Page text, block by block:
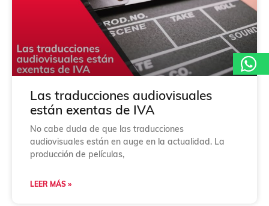
Las traducciones audiovisuales
están exentas de IVA
No cabe duda de que las traducciones
audiovisuales están en auge en la actualidad. La
producción de películas,
LEER MÁS »